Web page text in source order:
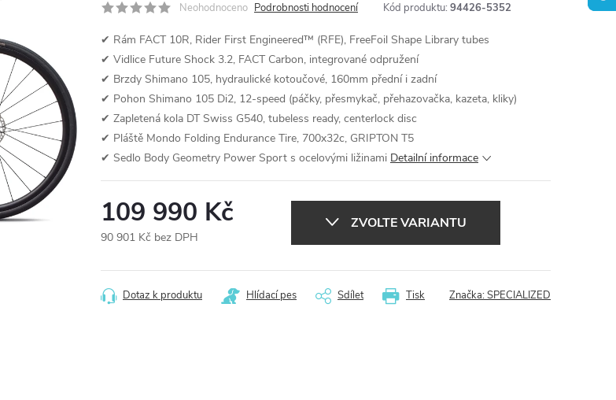
Neohodnoceno Podrobnosti hodnocení Kód produktu: 94426-5352
✔ Rám FACT 10R, Rider First Engineered™ (RFE), FreeFoil Shape Library tubes
✔ Vidlice Future Shock 3.2, FACT Carbon, integrované odpružení
✔ Brzdy Shimano 105, hydraulické kotoučové, 160mm přední i zadní
✔ Pohon Shimano 105 Di2, 12-speed (páčky, přesmykač, přehazovačka, kazeta, kliky)
✔ Zapletená kola DT Swiss G540, tubeless ready, centerlock disc
✔ Pláště Mondo Folding Endurance Tire, 700x32c, GRIPTON T5
✔ Sedlo Body Geometry Power Sport s ocelovými ližinami Detailní informace
109 990 Kč
90 901 Kč bez DPH
cena:
ZVOLTE VARIANTU
Tisk
Dotaz k produktu Hlídací pes Sdílet Značka:SPECIALIZED